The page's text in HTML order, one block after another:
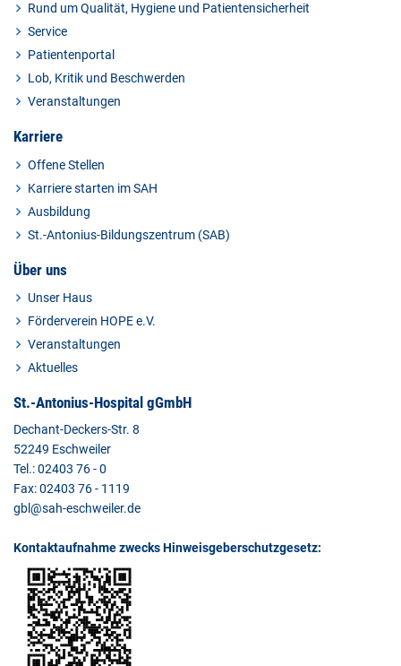
Rund um Qualität, Hygiene und Patientensicherheit
Service
Patientenportal
Lob, Kritik und Beschwerden
Veranstaltungen
Karriere
Offene Stellen
Karriere starten im SAH
Ausbildung
St.-Antonius-Bildungszentrum (SAB)
Über uns
Unser Haus
Förderverein HOPE e.V.
Veranstaltungen
Aktuelles
St.-Antonius-Hospital gGmbH
Dechant-Deckers-Str. 8
52249 Eschweiler
Tel.: 02403 76 - 0
Fax: 02403 76 - 1119
gbl@sah-eschweiler.de
Kontaktaufnahme zwecks Hinweisgeberschutzgesetz: